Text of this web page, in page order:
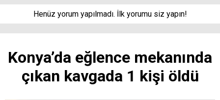
Henüz yorum yapılmadı. İlk yorumu siz yapın!
Konya’da eğlence mekanında
çıkan kavgada 1 kişi öldü